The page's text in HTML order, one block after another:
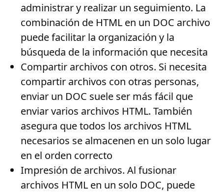
administrar y realizar un seguimiento. La
combinación de HTML en un DOC archivo
puede facilitar la organización y la
búsqueda de la información que necesita
Compartir archivos con otros. Si necesita
compartir archivos con otras personas,
enviar un DOC suele ser más fácil que
enviar varios archivos HTML. También
asegura que todos los archivos HTML
necesarios se almacenen en un solo lugar
en el orden correcto
Impresión de archivos. Al fusionar
archivos HTML en un solo DOC, puede